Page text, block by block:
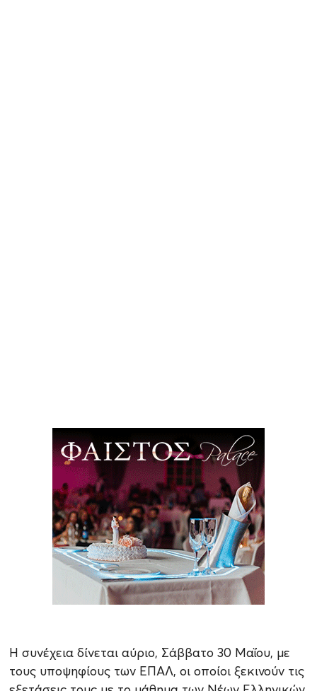
Η συνέχεια δίνεται αύριο, Σάββατο 30 Μαΐου, με
τους υποψηφίους των ΕΠΑΛ, οι οποίοι ξεκινούν τις